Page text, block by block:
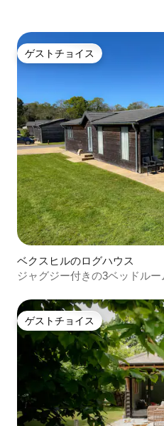
ゲストチョイス
ゲストチョイス
ベクスヒルのログハウス
ジャグジー付きの3ベッドル
ゲストチョイス
ゲストチョイス